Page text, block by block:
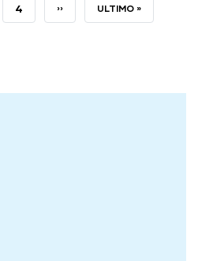
PAGE
4 SIGUIENTE
›› ÚLTIMA
ULTIMO »